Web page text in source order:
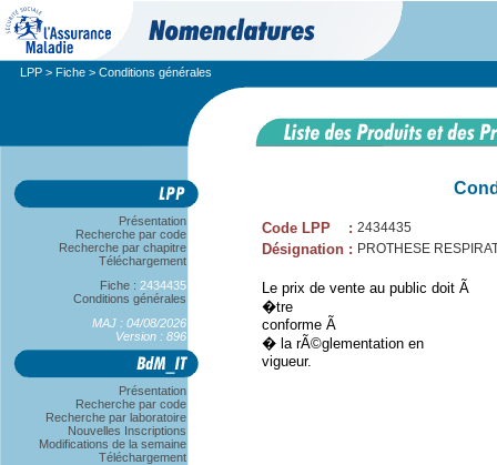
LPP > Fiche > Conditions générales
Présentation
Recherche par code
Recherche par chapitre
Téléchargement
Fiche : 2434435
Conditions générales
MAJ : 04/08/2026
Version : 896
Présentation
Recherche par code
Recherche par laboratoire
Nouvelles Inscriptions
Modifications de la semaine
Téléchargement
Code LPP : 2434435
Désignation : PROTHESE
Le prix de vente au public doit Ã
�tre
conforme Ã
� la rÃ©glementation en
vigueur.